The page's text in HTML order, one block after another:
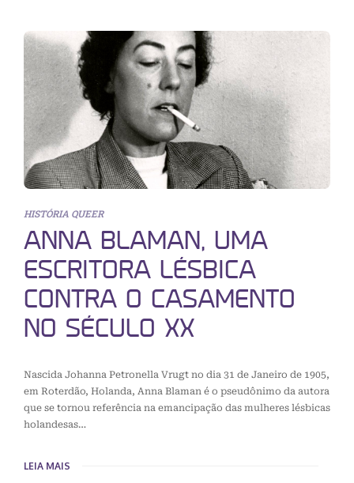
HISTÓRIA QUEER
ANNA BLAMAN, UMA
ESCRITORA LÉSBICA
CONTRA O CASAMENTO
NO SÉCULO XX
Nascida Johanna Petronella Vrugt no dia 31 de Janeiro de 1905,
em Roterdão, Holanda, Anna Blaman é o pseudônimo da autora
que se tornou referência na emancipação das mulheres lésbicas
holandesas…
LEIA MAIS